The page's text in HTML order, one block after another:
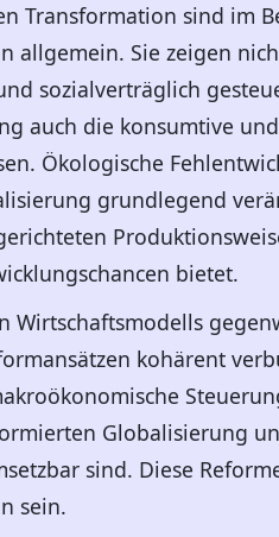
Transformation sind im
allgemein. Sie zeigen
sozialverträglich
auch die konsumtive
Ökologische
grundlegend
bietet.
Wirtschaftsmodells
kohärent
Globalisierung
sind. Diese
sein.